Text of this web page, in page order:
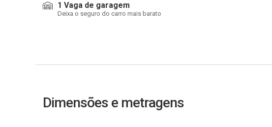
1 Vaga de garagem
Deixa o seguro do carro mais barato
Dimensões e metragens